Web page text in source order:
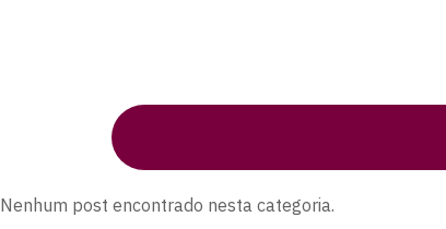
Nenhum post encontrado nesta categoria.